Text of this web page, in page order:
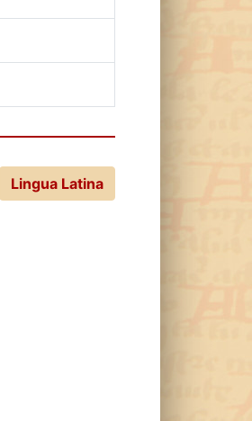
Lingua Latina